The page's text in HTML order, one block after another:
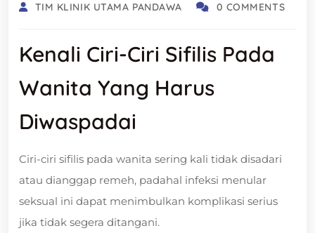
TIM KLINIK UTAMA PANDAWA 0 COMMENTS
Kenali Ciri-Ciri Sifilis Pada
Wanita Yang Harus
Diwaspadai
Ciri-ciri sifilis pada wanita sering kali tidak disadari
atau dianggap remeh, padahal infeksi menular
seksual ini dapat menimbulkan komplikasi serius
jika tidak segera ditangani.